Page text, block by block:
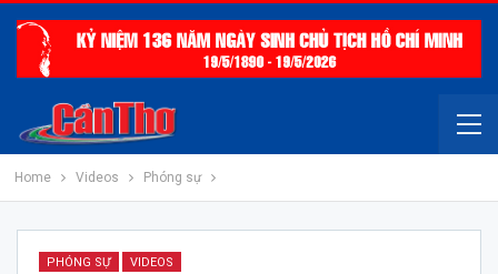
Home Videos Phóng sự
PHÓNG SỰ VIDEOS